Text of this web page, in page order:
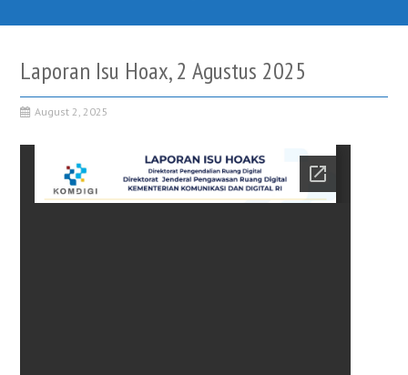
Laporan Isu Hoax, 2 Agustus 2025
August 2, 2025